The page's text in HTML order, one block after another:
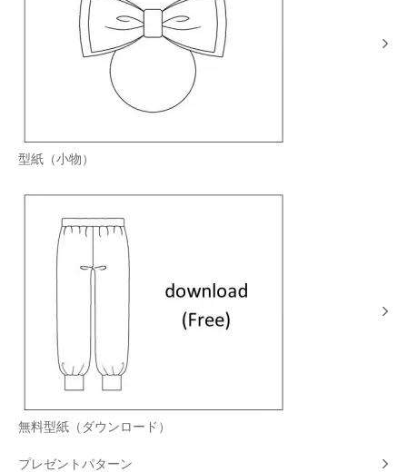
型紙（小物）
無料型紙（ダウンロード）
プレゼントパターン